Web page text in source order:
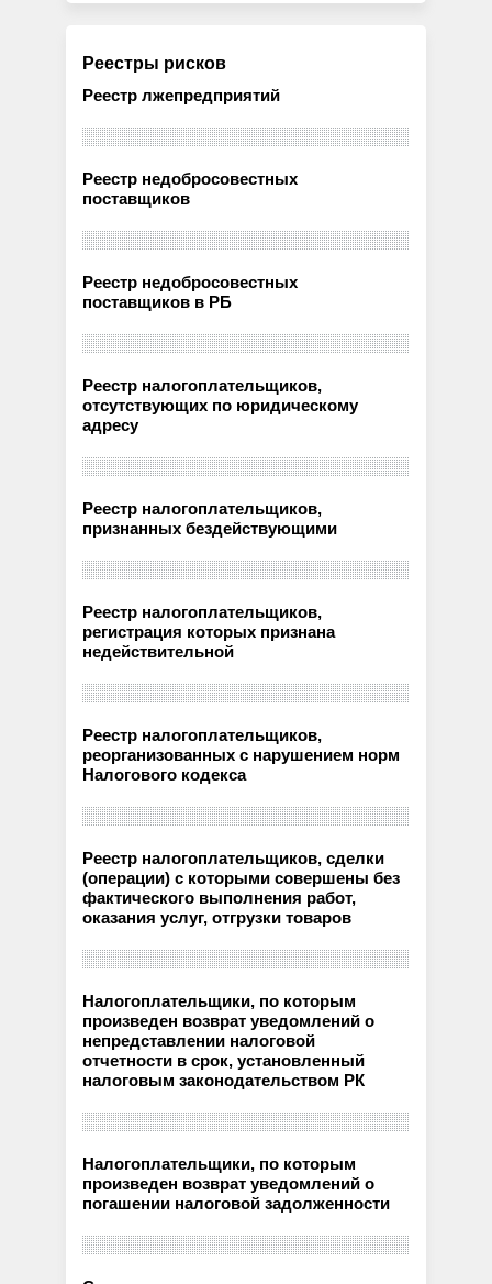
Реестры рисков
Реестр лжепредприятий
Реестр недобросовестных
поставщиков
Реестр недобросовестных
поставщиков в РБ
Реестр налогоплательщиков,
отсутствующих по юридическому
адресу
Реестр налогоплательщиков,
признанных бездействующими
Реестр налогоплательщиков,
регистрация которых признана
недействительной
Реестр налогоплательщиков,
реорганизованных с нарушением норм
Налогового кодекса
Реестр налогоплательщиков, сделки
(операции) с которыми совершены без
фактического выполнения работ,
оказания услуг, отгрузки товаров
Налогоплательщики, по которым
произведен возврат уведомлений о
непредставлении налоговой
отчетности в срок, установленный
налоговым законодательством РК
Налогоплательщики, по которым
произведен возврат уведомлений о
погашении налоговой задолженности